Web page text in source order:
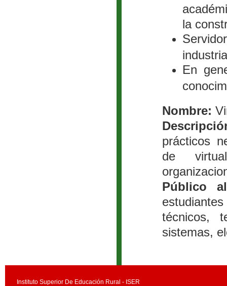
la
En
Nombre:
prácticos
de
Público
técnicos,
sistemas,
Instituto Superior De Educación Rural - ISER